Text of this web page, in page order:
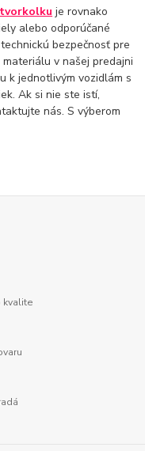
je rovnako
alebo odporúčané
bezpečnosť pre
v našej predajni
k jednotlivým vozidlám s
Ak si nie ste istí,
nás. S výberom
kvalite